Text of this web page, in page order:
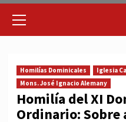
Menu
Homilías Dominicales
Iglesia
Mons. José Ignacio Alemany
Homilía del XI
Ordinario: Sobre